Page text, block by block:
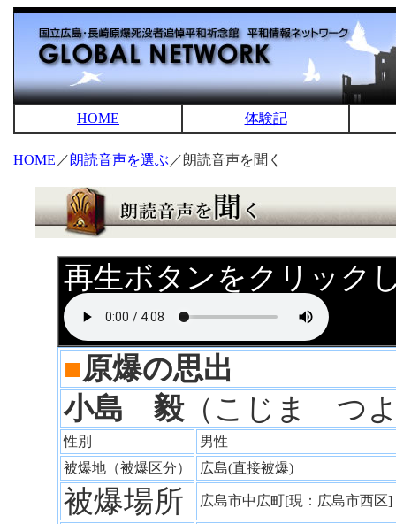
HOME 体験記
HOME ／朗読音声を選ぶ ／朗読音声を聞く
再生ボタンをクリック
■原爆の思出
小島 毅（こじま つ
性別
男性
被爆地（被爆区分）
広島(直接被爆)
被爆場所 広島市中広町[現：広島市西